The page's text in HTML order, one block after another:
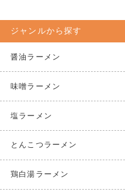
ジャンルから探す
醤油ラーメン
味噌ラーメン
塩ラーメン
とんこつラーメン
鶏白湯ラーメン